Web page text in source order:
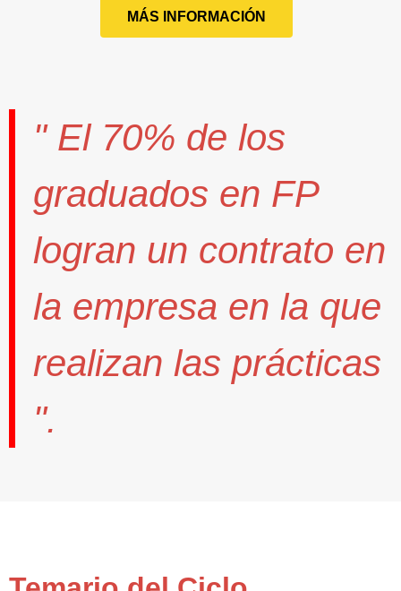
MÁS INFORMACIÓN
" El 70% de los
graduados en FP
logran un contrato en
la empresa en la que
realizan las prácticas
".